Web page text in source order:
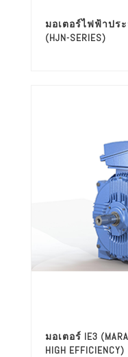
มอเตอร์ไฟฟ้าประ
(HJN-SERIES)
มอเตอร์ IE3
HIGH EFFICIENCY)